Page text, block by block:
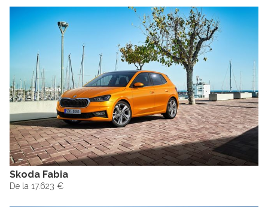
Skoda Fabia
De la 17.623 €